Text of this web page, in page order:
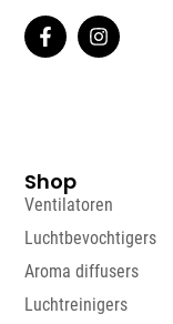
Shop
Ventilatoren
Luchtbevochtigers
Aroma diffusers
Luchtreinigers